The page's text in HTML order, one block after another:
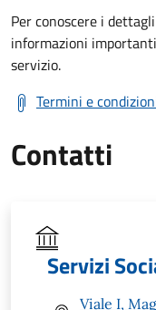
Per conoscere i
informazioni
servizio.
Termini e
Contatti
Servizi
Viale I,